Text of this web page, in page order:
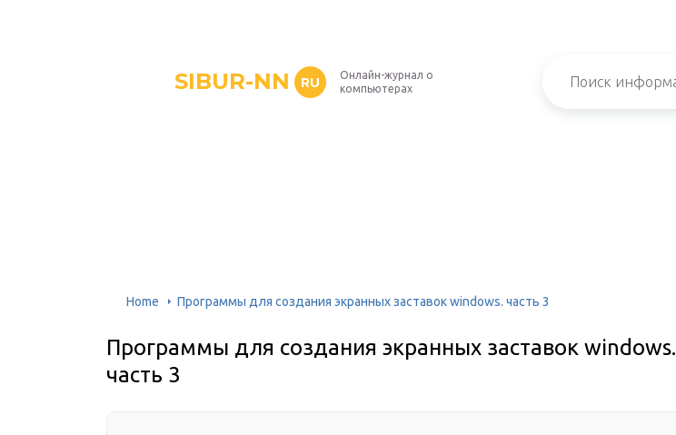
SIBUR-NN RU
Онлайн-журнал о
компьютерах
Home Программы для создания экранных заставок windows. часть 3
Программы для создания экранных заставок windows.
часть 3